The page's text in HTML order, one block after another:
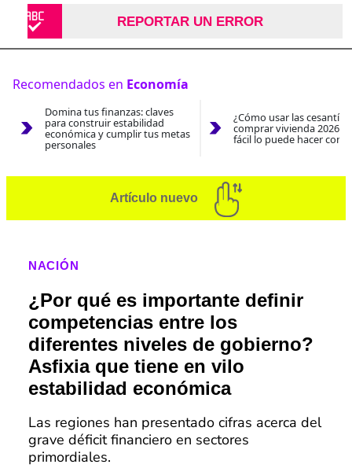
REPORTAR UN ERROR
Recomendados en Economía
Domina tus finanzas: claves
para construir estabilidad
económica y cumplir tus metas
personales
¿Cómo usar las
comprar vivienda 2026?
fácil lo puede hacer con
Artículo nuevo
NACIÓN
¿Por qué es importante definir
competencias entre los
diferentes niveles de gobierno?
Asfixia que tiene en vilo
estabilidad económica
Las regiones han presentado cifras acerca del
grave déficit financiero en sectores
primordiales.